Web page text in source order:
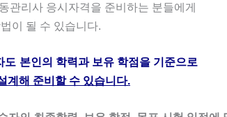
관리사 응시자격을 준비하는 분들에게
이 될 수 있습니다.
도 본인의 학력과 보유 학점을 기준으로
계해 준비할 수 있습니다.